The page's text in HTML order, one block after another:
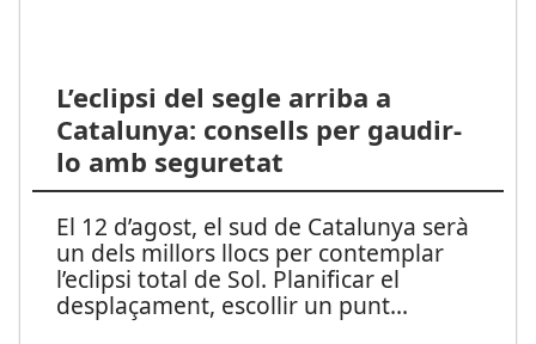
L’eclipsi del segle arriba a
Catalunya: consells per gaudir-
lo amb seguretat
El 12 d’agost, el sud de Catalunya serà
un dels millors llocs per contemplar
l’eclipsi total de Sol. Planificar el
desplaçament, escollir un punt...